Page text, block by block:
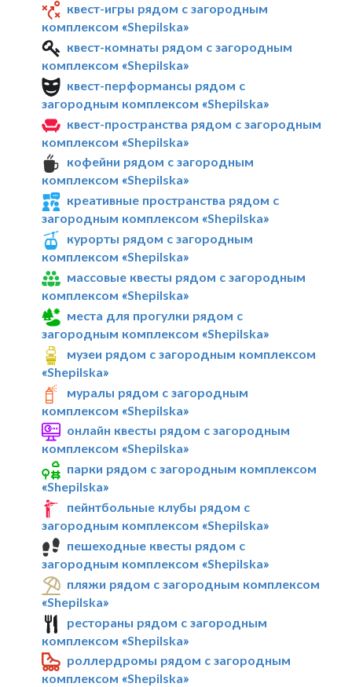
квест-игры рядом с загородным
комплексом «Shepilska»
квест-комнаты рядом с загородным
комплексом «Shepilska»
квест-перформансы рядом с
загородным комплексом «Shepilska»
квест-пространства рядом с загородным
комплексом «Shepilska»
кофейни рядом с загородным
комплексом «Shepilska»
креативные пространства рядом с
загородным комплексом «Shepilska»
курорты рядом с загородным
комплексом «Shepilska»
массовые квесты рядом с загородным
комплексом «Shepilska»
места для прогулки рядом с
загородным комплексом «Shepilska»
музеи рядом с загородным комплексом
«Shepilska»
муралы рядом с загородным
комплексом «Shepilska»
онлайн квесты рядом с загородным
комплексом «Shepilska»
парки рядом с загородным комплексом
«Shepilska»
пейнтбольные клубы рядом с
загородным комплексом «Shepilska»
пешеходные квесты рядом с
загородным комплексом «Shepilska»
пляжи рядом с загородным комплексом
«Shepilska»
рестораны рядом с загородным
комплексом «Shepilska»
роллердромы рядом с загородным
комплексом «Shepilska»